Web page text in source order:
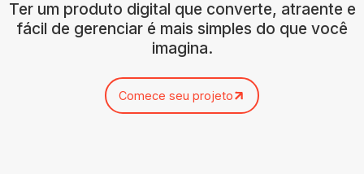
Ter um produto digital que converte, atraente e
fácil de gerenciar é mais simples do que você
imagina.
Comece seu projeto